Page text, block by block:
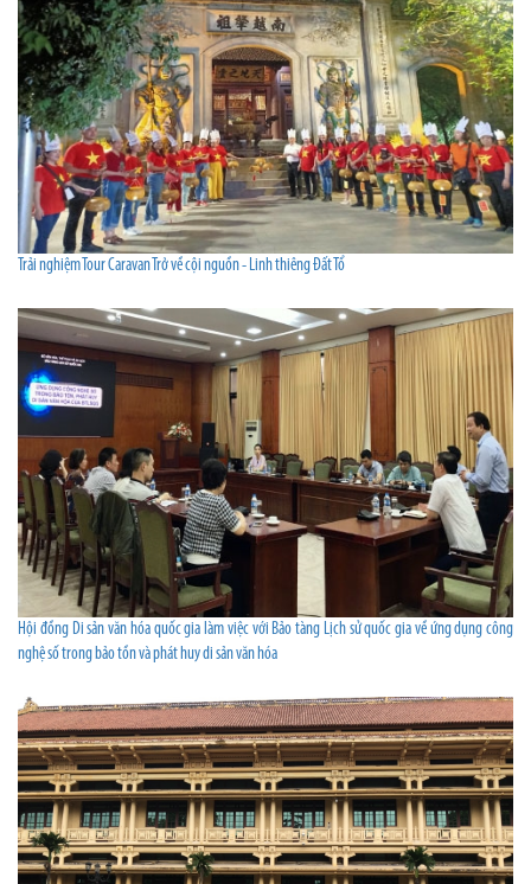
Trải nghiệm Tour Caravan Trở về cội nguồn - Linh thiêng Đất Tổ
Hội đồng Di sản văn hóa quốc gia làm việc với Bảo tàng Lịch sử quốc gia về ứng dụng công
nghệ số trong bảo tồn và phát huy di sản văn hóa